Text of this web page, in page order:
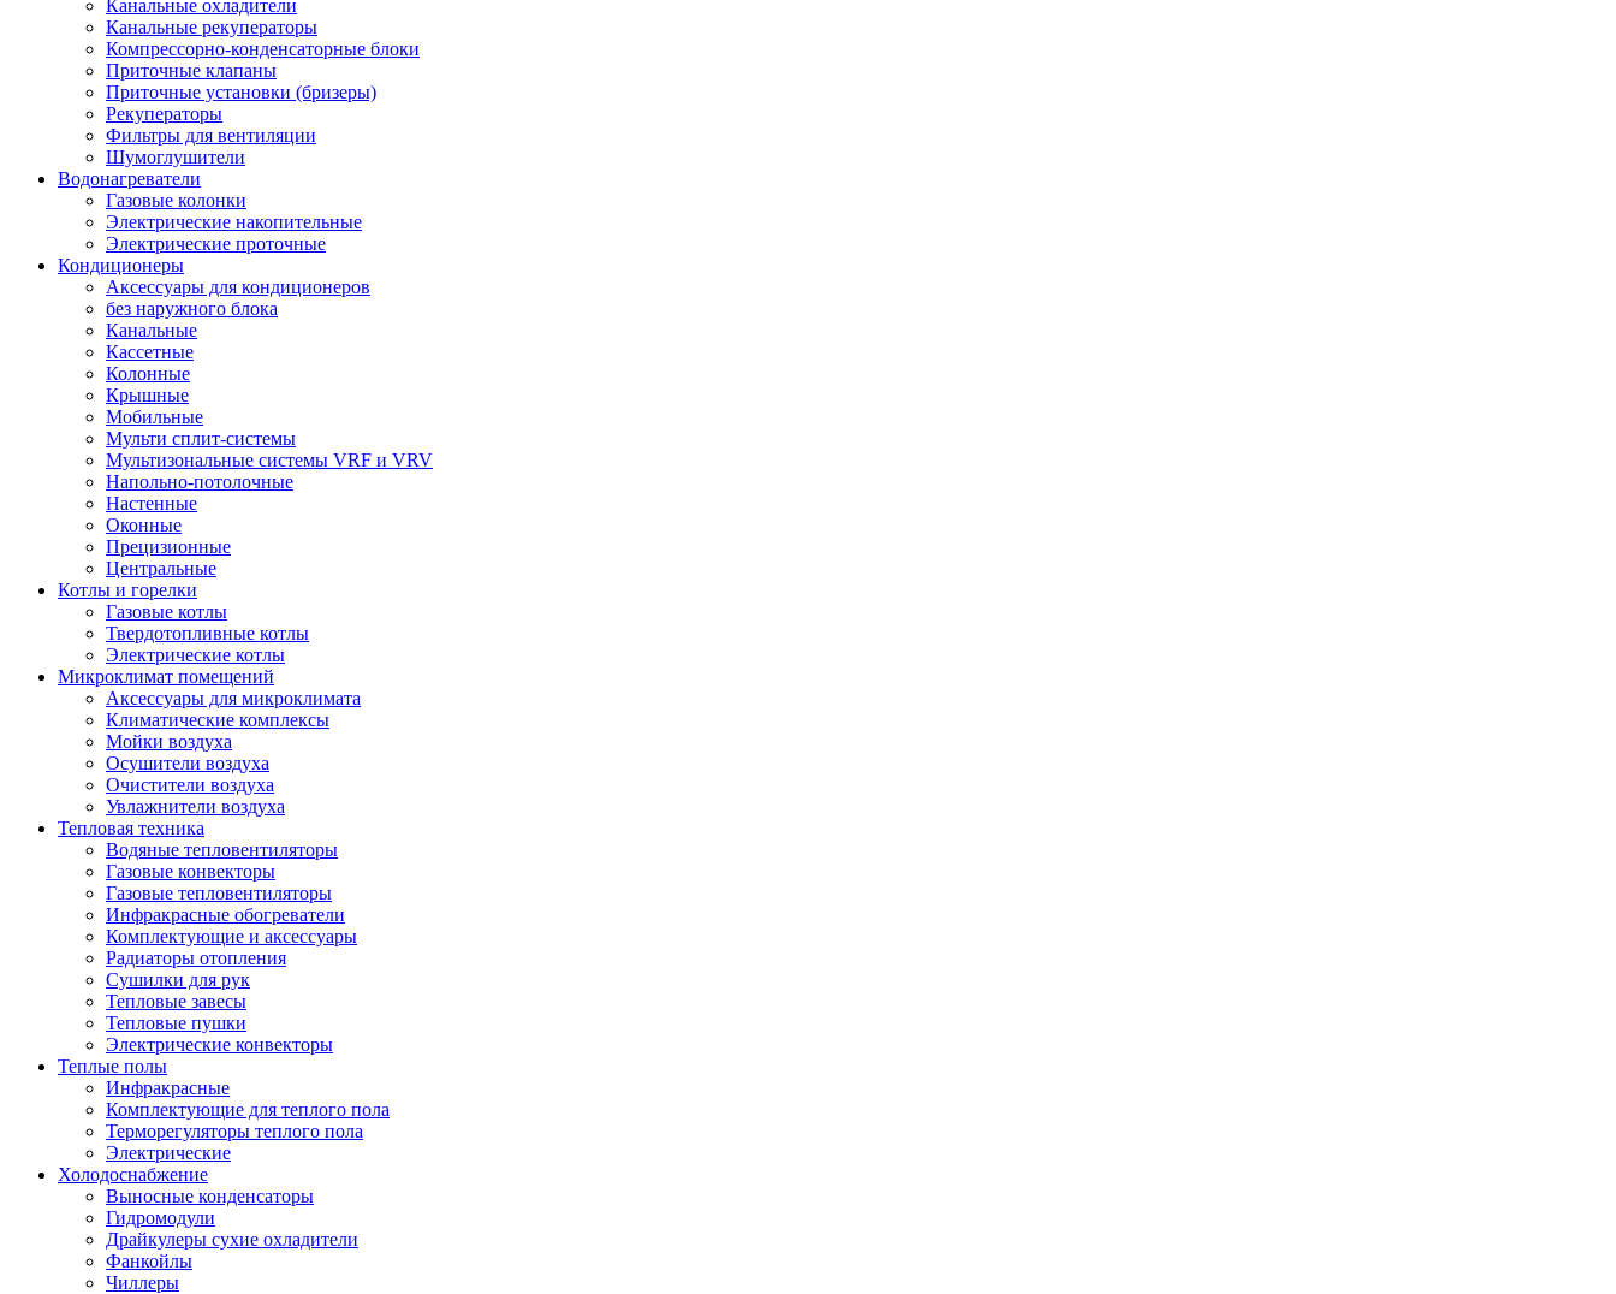
Канальные охладители
Канальные рекуператоры
Компрессорно-конденсаторные блоки
Приточные клапаны
Приточные установки (бризеры)
Рекуператоры
Фильтры для вентиляции
Шумоглушители
Водонагреватели
Газовые колонки
Электрические накопительные
Электрические проточные
Кондиционеры
Аксессуары для кондиционеров
без наружного блока
Канальные
Кассетные
Колонные
Крышные
Мобильные
Мульти сплит-системы
Мультизональные системы VRF и VRV
Напольно-потолочные
Настенные
Оконные
Прецизионные
Центральные
Котлы и горелки
Газовые котлы
Твердотопливные котлы
Электрические котлы
Микроклимат помещений
Аксессуары для микроклимата
Климатические комплексы
Мойки воздуха
Осушители воздуха
Очистители воздуха
Увлажнители воздуха
Тепловая техника
Водяные тепловентиляторы
Газовые конвекторы
Газовые тепловентиляторы
Инфракрасные обогреватели
Комплектующие и аксессуары
Радиаторы отопления
Сушилки для рук
Тепловые завесы
Тепловые пушки
Электрические конвекторы
Теплые полы
Инфракрасные
Комплектующие для теплого пола
Терморегуляторы теплого пола
Электрические
Холодоснабжение
Выносные конденсаторы
Гидромодули
Драйкулеры сухие охладители
Фанкойлы
Чиллеры